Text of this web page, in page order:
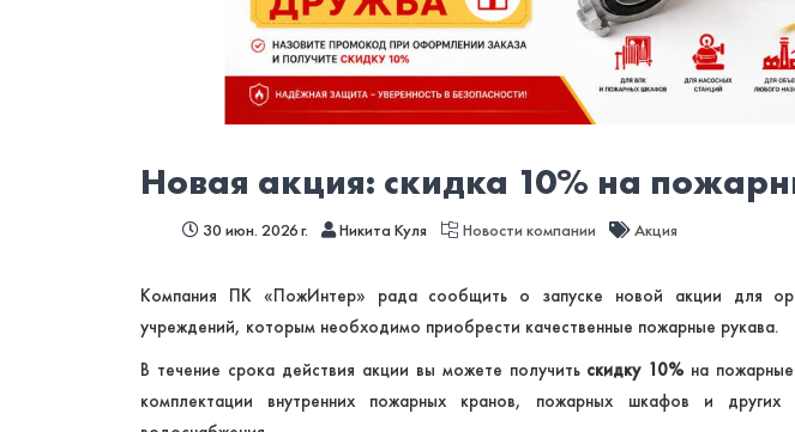
Новая акция: скидка 10% на
30 июн. 2026 г. Никита Куля Новости компании Акция
Компания ПК «ПожИнтер» рада сообщить о запуске новой акции для
учреждений, которым необходимо приобрести качественные пожарные рукава.
В течение срока действия акции вы можете получить скидку 10% на
комплектации внутренних пожарных кранов, пожарных шкафов и других